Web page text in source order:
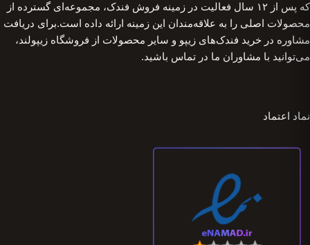
که پس از ۱۲ سال فعالیت در زمینه فروش فندک، مجموعه‌ای گسترده از
محصولات اصلی را به علاقه‌مندان این زمینه ارائه داده است.برای دریافت
مشاوره در خرید فندک‌های زیپو و سایر محصولات از فروشگاه زیپولند،
می‌توانید با مشاوران ما در تماس باشید.
نماد اعتماد